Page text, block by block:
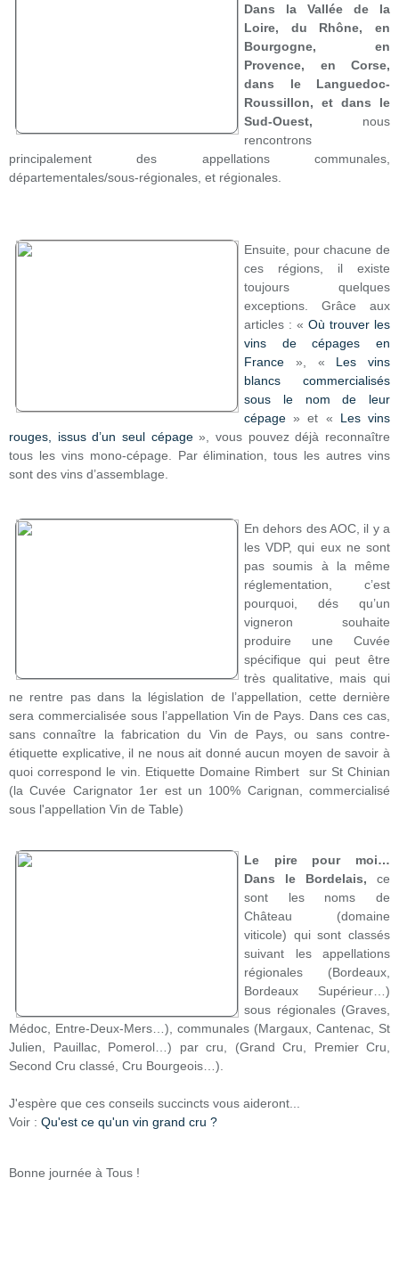
Dans la Vallée de la
Loire, du Rhône, en
Bourgogne, en
Provence, en Corse,
dans le Languedoc-
Roussillon, et dans le
Sud-Ouest, nous
rencontrons
principalement des appellations communales,
départementales/sous-régionales, et régionales.
Ensuite, pour chacune de
ces régions, il existe
toujours quelques
exceptions. Grâce aux
articles : « Où trouver les
vins de cépages en
France », « Les vins
blancs commercialisés
sous le nom de leur
cépage » et « Les vins
rouges, issus d’un seul cépage», vous pouvez déjà reconnaître
tous les vins mono-cépage. Par élimination, tous les autres vins
sont des vins d’assemblage.
En dehors des AOC, il y a
les VDP, qui eux ne sont
pas soumis à la même
réglementation, c’est
pourquoi, dés qu’un
vigneron souhaite
produire une Cuvée
spécifique qui peut être
très qualitative, mais qui
ne rentre pas dans la législation de l’appellation, cette dernière
sera commercialisée sous l’appellation Vin de Pays. Dans ces cas,
sans connaître la fabrication du Vin de Pays, ou sans contre-
étiquette explicative, il ne nous ait donné aucun moyen de savoir à
quoi correspond le vin. Etiquette Domaine Rimbert sur St Chinian
(la Cuvée Carignator 1er est un 100% Carignan, commercialisé
sous l'appellation Vin de Table)
Le pire pour moi…
Dans le Bordelais, ce
sont les noms de
Château (domaine
viticole) qui sont classés
suivant les appellations
régionales (Bordeaux,
Bordeaux Supérieur…)
sous régionales (Graves,
Médoc, Entre-Deux-Mers…), communales (Margaux, Cantenac, St
Julien, Pauillac, Pomerol…) par cru, (Grand Cru, Premier Cru,
Second Cru classé, Cru Bourgeois…).
J'espère que ces conseils succincts vous aideront...
Voir : Qu'est ce qu'un vin grand cru ?
Bonne journée à Tous !